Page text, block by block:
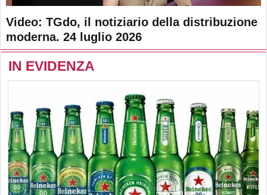
Video: TGdo, il notiziario della distribuzione
moderna. 24 luglio 2026
IN EVIDENZA